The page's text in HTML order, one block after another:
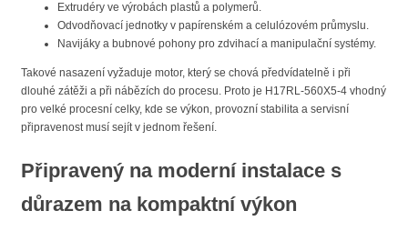
Extrudéry ve výrobách plastů a polymerů.
Odvodňovací jednotky v papírenském a celulózovém průmyslu.
Navijáky a bubnové pohony pro zdvihací a manipulační systémy.
Takové nasazení vyžaduje motor, který se chová předvídatelně i při
dlouhé zátěži a při nábězích do procesu. Proto je H17RL-560X5-4 vhodný
pro velké procesní celky, kde se výkon, provozní stabilita a servisní
připravenost musí sejít v jednom řešení.
Připravený na moderní instalace s
důrazem na kompaktní výkon